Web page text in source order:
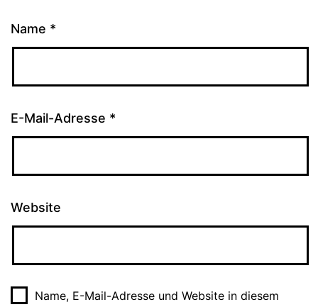
Name *
E-Mail-Adresse *
Website
Name, E-Mail-Adresse und Website in diesem